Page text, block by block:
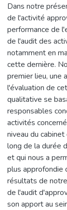
Dans notre
de l'activité
performance de
de l'audit des
notamment en
cette dernière.
premier lieu, une
l'évaluation de
qualitative se
responsables
activités
niveau du
long de la durée
et qui nous a
plus approfondie
résultats de
de l'audit
son apport au